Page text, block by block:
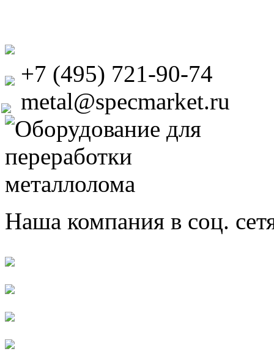
+7 (495) 721-90-74
metal@specmarket.ru
Наша компания в соц.